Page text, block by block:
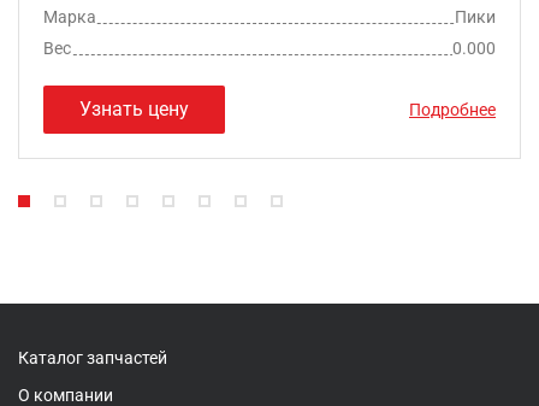
Марка
Пики
Вес
0.000
Узнать цену Подробнее
Каталог запчастей
О компании